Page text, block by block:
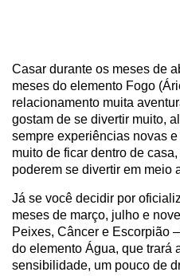
Casar durante os meses de
meses do elemento Fogo
relacionamento muita
gostam de se divertir muito,
sempre experiências novas
muito de ficar dentro de
poderem se divertir em meio
Já se você decidir por
meses de março, julho e
Peixes, Câncer e Escorpião
do elemento Água, que trará
sensibilidade, um pouco de